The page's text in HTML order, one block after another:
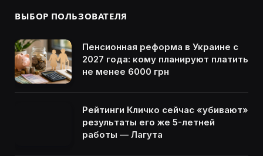
ВЫБОР ПОЛЬЗОВАТЕЛЯ
Пенсионная реформа в Украине с
2027 года: кому планируют платить
не менее 6000 грн
Рейтинги Кличко сейчас «убивают»
результаты его же 5-летней
работы — Лагута